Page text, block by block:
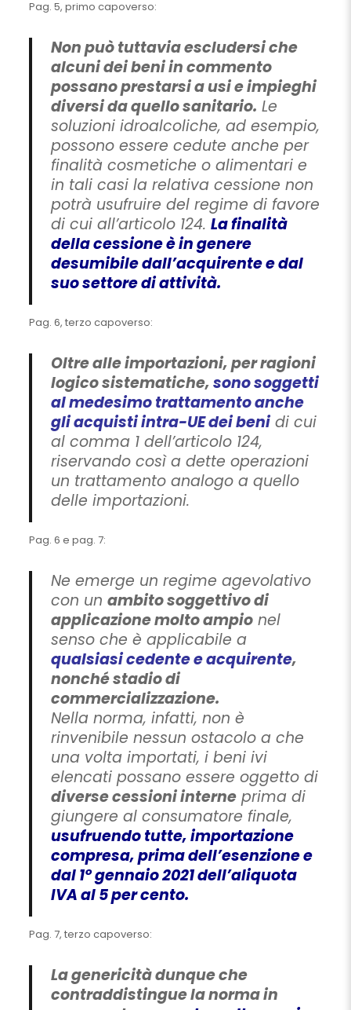
Pag. 5, primo capoverso:
Non può tuttavia escludersi che
alcuni dei beni in commento
possano prestarsi a usi e impieghi
diversi da quello sanitario. Le
soluzioni idroalcoliche, ad esempio,
possono essere cedute anche per
finalità cosmetiche o alimentari e
in tali casi la relativa cessione non
potrà usufruire del regime di favore
di cui all’articolo 124. La finalità
della cessione è in genere
desumibile dall’acquirente e dal
suo settore di attività.
Pag. 6, terzo capoverso:
Oltre alle importazioni, per ragioni
logico sistematiche,sono soggetti
al medesimo trattamento anche
gli acquisti intra-UE dei benidi cui
al comma 1 dell’articolo 124,
riservando così a dette operazioni
un trattamento analogo a quello
delle importazioni.
Pag. 6 e pag. 7:
Ne emerge un regime agevolativo
con un ambito soggettivo di
applicazione molto ampionel
senso che è applicabile a
qualsiasi cedente e acquirente,
nonché stadio di
commercializzazione.
Nella norma, infatti, non è
rinvenibile nessun ostacolo a che
una volta importati, i beni ivi
elencati possano essere oggetto di
diverse cessioni interneprima di
giungere al consumatore finale,
usufruendo tutte, importazione
compresa, prima dell’esenzione e
dal 1° gennaio 2021 dell’aliquota
IVA al 5 per cento.
Pag. 7, terzo capoverso:
La genericità dunque che
contraddistingue la norma in